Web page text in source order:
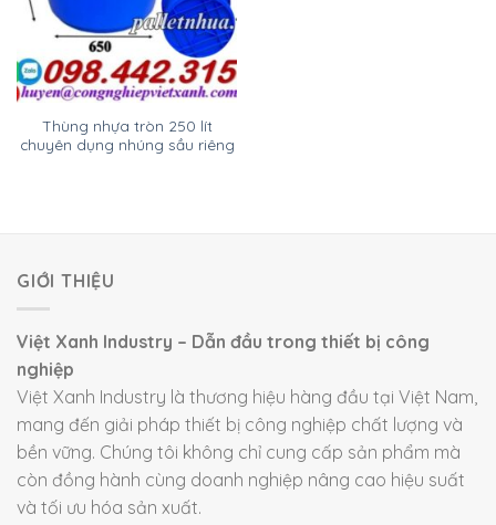
Thùng nhựa tròn 250 lít
chuyên dụng nhúng sầu riêng
GIỚI THIỆU
Việt Xanh Industry – Dẫn đầu trong thiết bị công
nghiệp
Việt Xanh Industry là thương hiệu hàng đầu tại Việt Nam,
mang đến giải pháp thiết bị công nghiệp chất lượng và
bền vững. Chúng tôi không chỉ cung cấp sản phẩm mà
còn đồng hành cùng doanh nghiệp nâng cao hiệu suất
và tối ưu hóa sản xuất.